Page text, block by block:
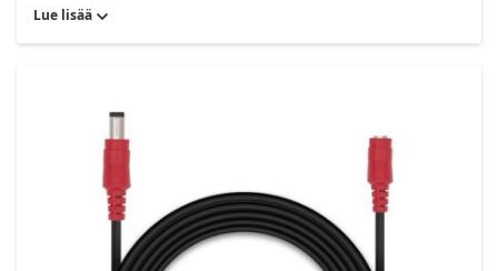
Lue lisää